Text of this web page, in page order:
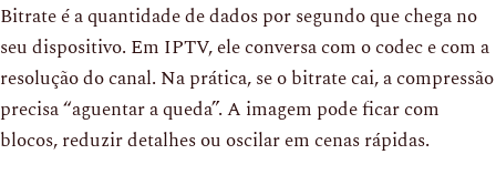
Bitrate é a quantidade de dados por segundo que chega no
seu dispositivo. Em IPTV, ele conversa com o codec e com a
resolução do canal. Na prática, se o bitrate cai, a compressão
precisa “aguentar a queda”. A imagem pode ficar com
blocos, reduzir detalhes ou oscilar em cenas rápidas.